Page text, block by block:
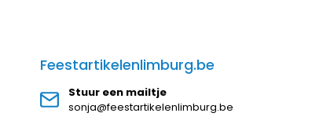
Feestartikelenlimburg.be
Stuur een mailtje
sonja@feestartikelenlimburg.be